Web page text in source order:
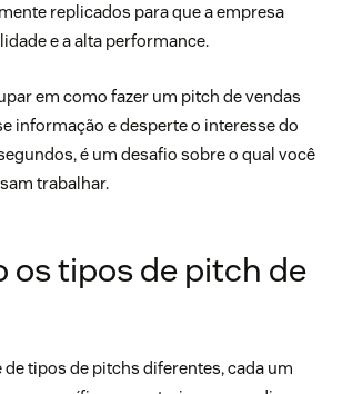
replicados para que a empresa
e a alta performance.
em como fazer um pitch de vendas
informação e desperte o interesse do
é um desafio sobre o qual você
trabalhar.
os tipos de pitch de
de tipos de pitchs diferentes, cada um